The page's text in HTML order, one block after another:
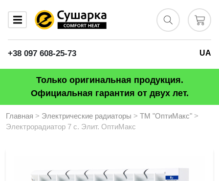
+38 097 608-25-73 UA
Только оригинальная продукция.
Официальная гарантия от двух лет.
Главная > Электрические радиаторы > ТМ "ОптиМакс" >
Электрорадиатор 7 с. Элит. ОптиМакс